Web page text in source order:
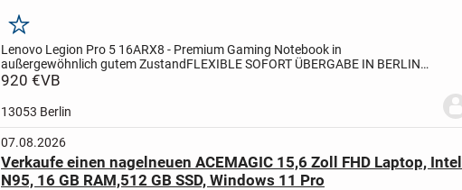
Merken
Lenovo Legion Pro 5 16ARX8 - Premium Gaming Notebook in
außergewöhnlich gutem ZustandFLEXIBLE SOFORT ÜBERGABE IN BERLIN
MÖGLICH - AUCH ABENDS, NACHTS ODER FRÜH MORGENS NACH
920 €VB
13053 Berlin
07.08.2026
Verkaufe einen nagelneuen ACEMAGIC 15,6 Zoll FHD Laptop, Intel
N95, 16 GB RAM,512 GB SSD, Windows 11 Pro